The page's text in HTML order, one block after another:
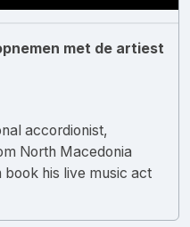
met de artiest
accordionist,
North Macedonia
book his live music act